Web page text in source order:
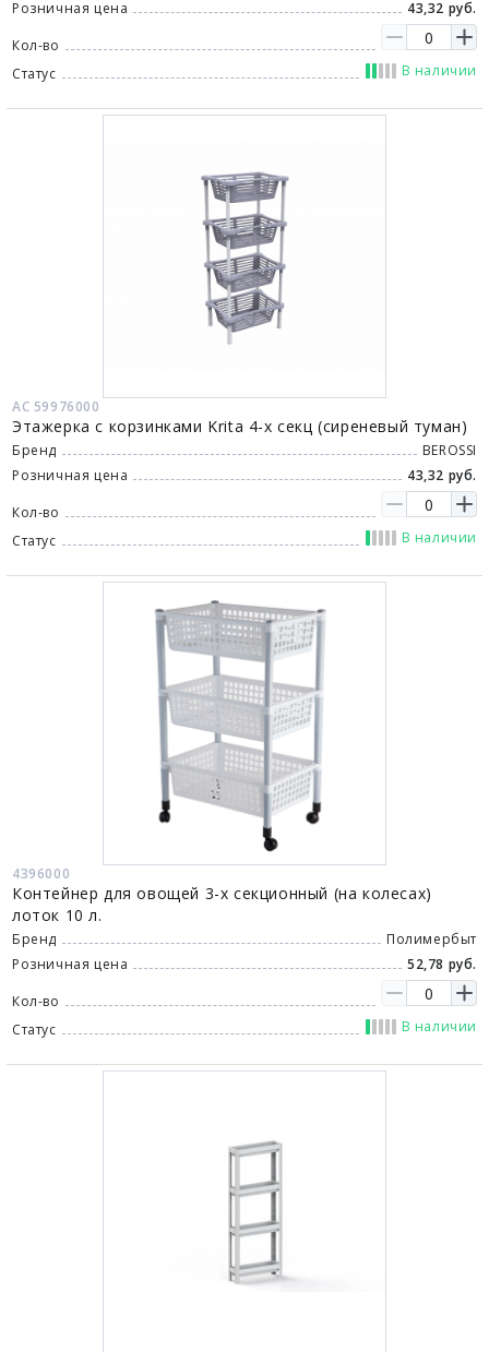
Розничная цена
43,32 руб.
Кол-во
Статус
В наличии
АС 59976000
Этажерка с корзинками Krita 4-х секц (сиреневый туман)
Бренд
BEROSSI
Розничная цена
43,32 руб.
Кол-во
Статус
В наличии
4396000
Контейнер для овощей 3-х секционный (на колесах)
лоток 10 л.
Бренд
Полимербыт
Розничная цена
52,78 руб.
Кол-во
Статус
В наличии